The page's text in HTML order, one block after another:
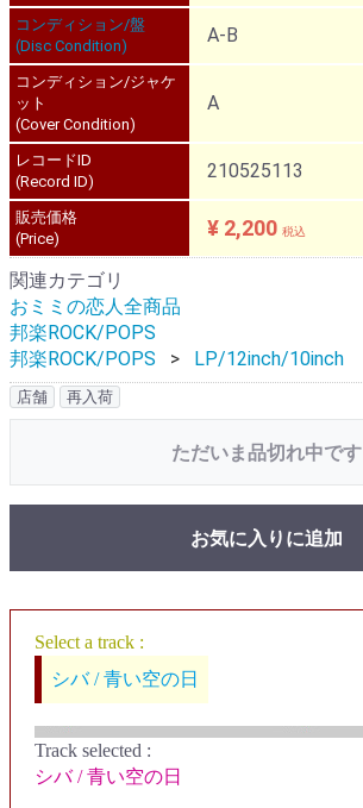
コンディション/盤
(Disc Condition)
A-B
コンディション/ジャケ
ット
(Cover Condition)
A
レコードID
(Record ID)
210525113
販売価格
(Price)
¥ 2,200 税込
関連カテゴリ
おミミの恋人全商品
邦楽ROCK/POPS
邦楽ROCK/POPS
LP/12inch/10inch
店舗 再入荷
ただいま品切れ中です
お気に入りに追加
Select a track :
シバ / 青い空の日
Track selected :
シバ / 青い空の日